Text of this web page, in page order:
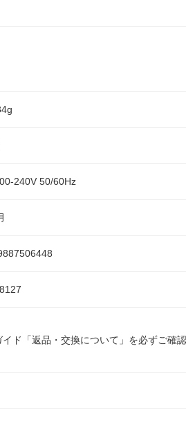
240V 50/60Hz
ド「返品・交換について」を必ずご確認